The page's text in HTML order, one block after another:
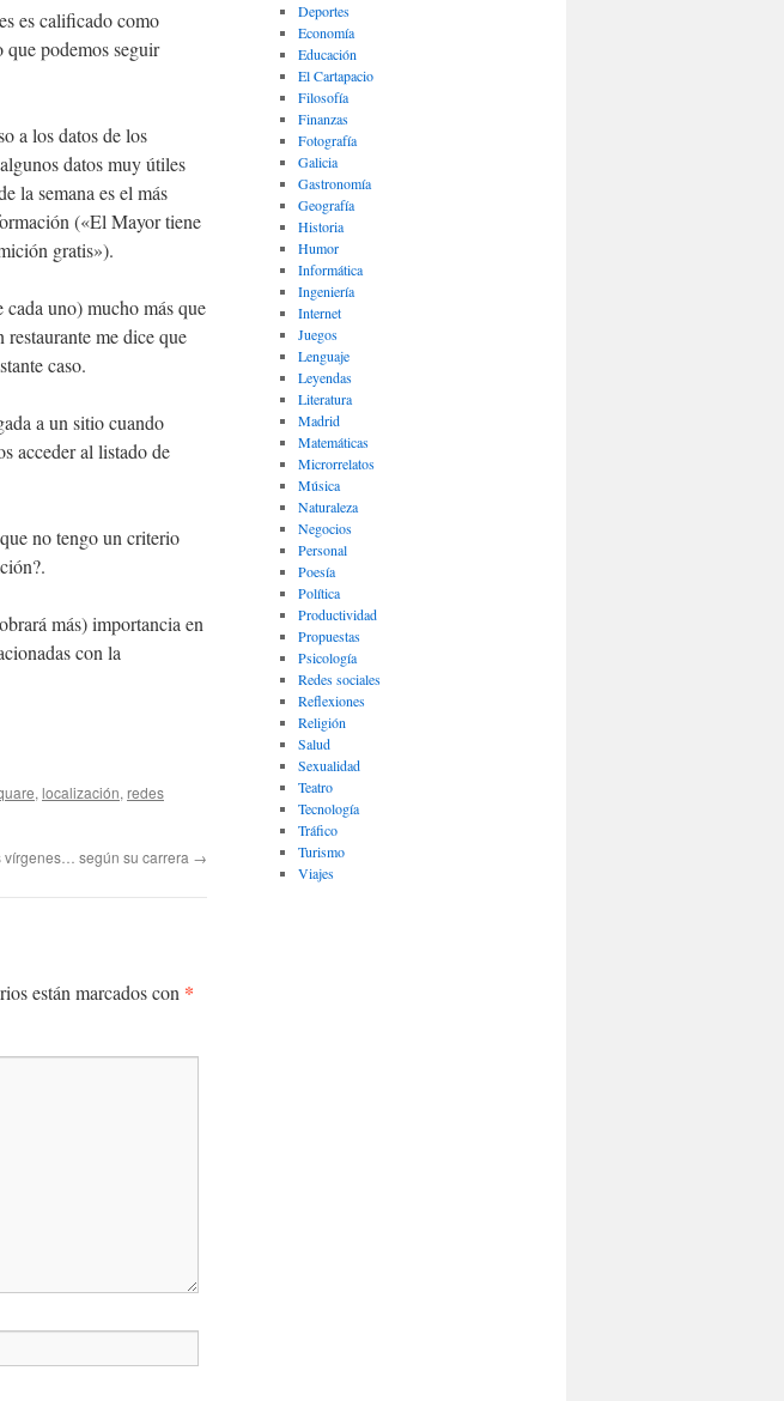
es calificado como
podemos seguir
a los datos de los
datos muy útiles
la semana es el más
(«El Mayor tiene
gratis»).
uno) mucho más que
me dice que
caso.
a un sitio cuando
acceder al listado de
no tengo un criterio
más) importancia en
con la
, localización, redes
vírgenes… según su carrera →
están marcados con *
Deportes
Economía
Educación
El Cartapacio
Filosofía
Finanzas
Fotografía
Galicia
Gastronomía
Geografía
Historia
Humor
Informática
Ingeniería
Internet
Juegos
Lenguaje
Leyendas
Literatura
Madrid
Matemáticas
Microrrelatos
Música
Naturaleza
Negocios
Personal
Poesía
Política
Productividad
Propuestas
Psicología
Redes sociales
Reflexiones
Religión
Salud
Sexualidad
Teatro
Tecnología
Tráfico
Turismo
Viajes